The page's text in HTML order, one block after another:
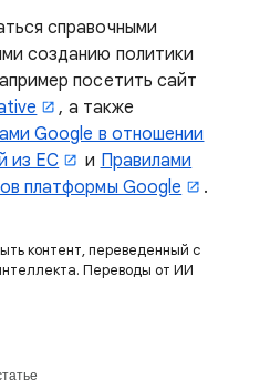
справочными
созданию политики
посетить сайт
, а также
Google в отношении
из ЕС
и Правилами
платформы Google
.
контент, переведенный с
Переводы от ИИ